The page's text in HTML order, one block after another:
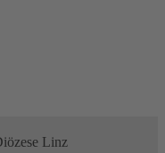
Linz